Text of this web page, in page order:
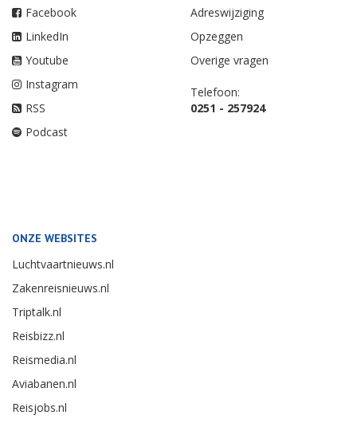
Facebook
LinkedIn
Youtube
Instagram
RSS
Podcast
Adreswijziging
Opzeggen
Overige vragen
Telefoon:
0251 - 257924
ONZE WEBSITES
Luchtvaartnieuws.nl
Zakenreisnieuws.nl
Triptalk.nl
Reisbizz.nl
Reismedia.nl
Aviabanen.nl
Reisjobs.nl